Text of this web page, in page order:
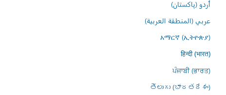
اُردو (پاکستان)
عربي (المنطقة العربية)
አማርኛ (ኢትዮጵያ)
हिन्दी (भारत)
ਪੰਜਾਬੀ (ਭਾਰਤ)
తెలుగు (భారతదేశం)